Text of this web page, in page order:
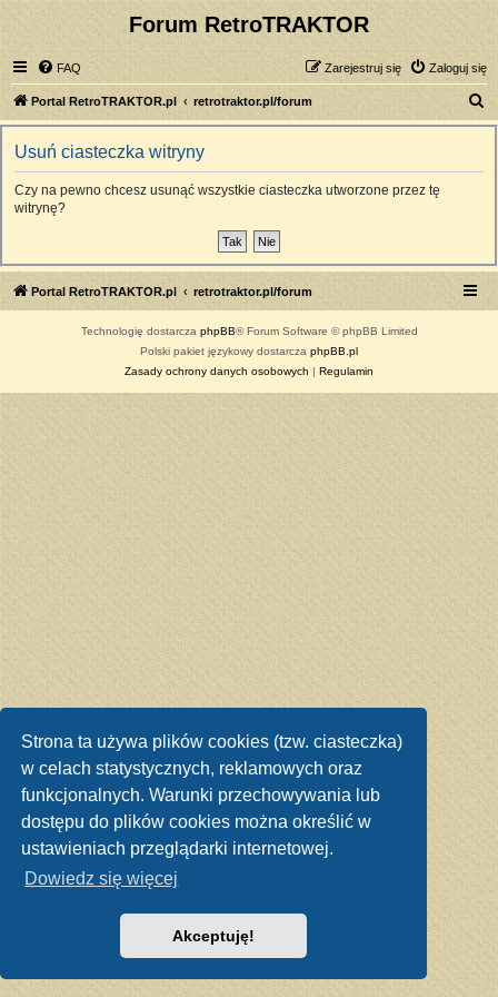
Strona ta używa plików cookies (tzw. ciasteczka)
w celach statystycznych, reklamowych oraz
funkcjonalnych. Warunki przechowywania lub
dostępu do plików cookies można określić w
ustawieniach przeglądarki internetowej.
Dowiedz się więcej
Akceptuję!
Forum RetroTRAKTOR
FAQ Zaloguj się
Zarejestruj się
Portal RetroTRAKTOR.pl retrotraktor.pl/forum
z
Usuń ciasteczka witryny
Czy na pewno chcesz usunąć wszystkie ciasteczka utworzone przez tę
witrynę?
Portal RetroTRAKTOR.pl retrotraktor.pl/forum
Technologię dostarcza phpBB® Forum Software © phpBB Limited
Polski pakiet językowy dostarcza phpBB.pl
Zasady ochrony danych osobowych | Regulamin